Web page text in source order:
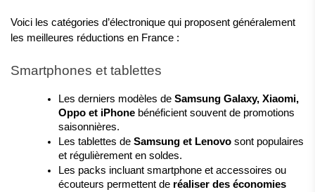
Voici les catégories d’électronique qui proposent généralement
les meilleures réductions en France :
Smartphones et tablettes
Les derniers modèles de Samsung Galaxy, Xiaomi,
Oppo et iPhone bénéficient souvent de promotions
saisonnières.
Les tablettes de Samsung et Lenovo sont populaires
et régulièrement en soldes.
Les packs incluant smartphone et accessoires ou
écouteurs permettent de réaliser des économies